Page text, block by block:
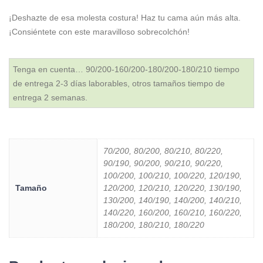
¡Deshazte de esa molesta costura! Haz tu cama aún más alta.
¡Consiéntete con este maravilloso sobrecolchón!
Tenga en cuenta… 90/200-160/200-180/200-180/210 tiempo
de entrega 2-3 días laborables, otros tamaños tiempo de
entrega 2 semanas.
Tamaño
70/200, 80/200, 80/210, 80/220,
90/190, 90/200, 90/210, 90/220,
100/200, 100/210, 100/220, 120/190,
120/200, 120/210, 120/220, 130/190,
130/200, 140/190, 140/200, 140/210,
140/220, 160/200, 160/210, 160/220,
180/200, 180/210, 180/220